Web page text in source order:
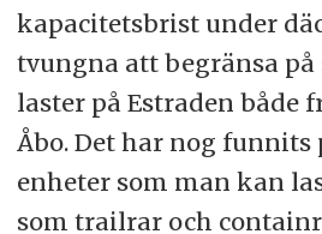
kapacitetsbrist under
tvungna att begränsa på
laster på Estraden både
Åbo. Det har nog funnits
enheter som man kan
som trailrar och